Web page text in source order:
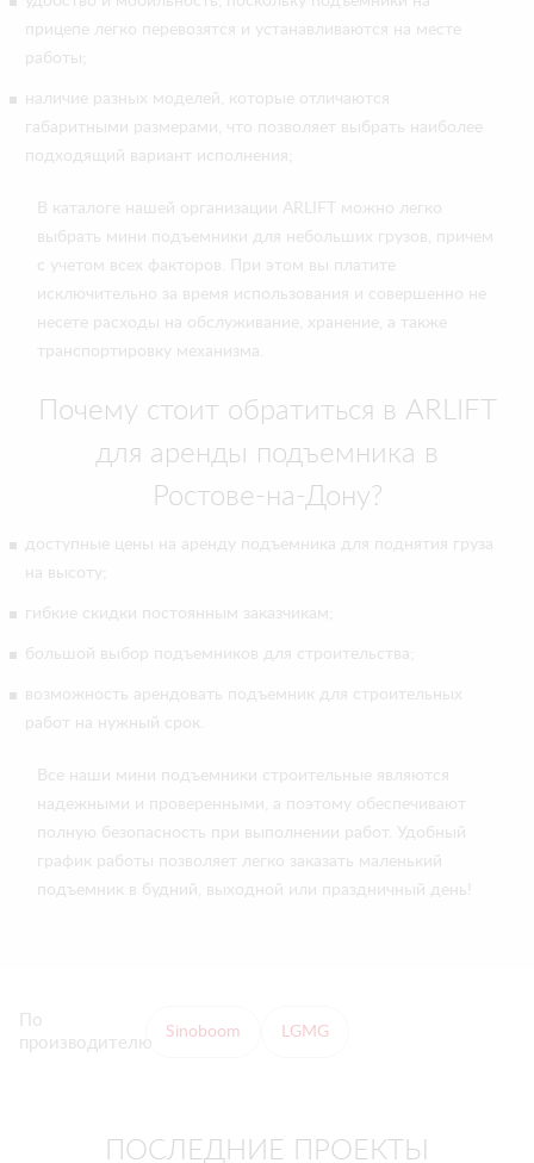
прицепе легко перевозятся и устанавливаются на месте
работы;
наличие разных моделей, которые отличаются
габаритными размерами, что позволяет выбрать наиболее
подходящий вариант исполнения;
В каталоге нашей организации ARLIFT можно легко
выбрать мини подъемники для небольших грузов, причем
с учетом всех факторов. При этом вы платите
исключительно за время использования и совершенно не
несете расходы на обслуживание, хранение, а также
транспортировку механизма.
Почему стоит обратиться в ARLIFT
для аренды подъемника в
Ростове-на-Дону?
доступные цены на аренду подъемника для поднятия груза
на высоту;
гибкие скидки постоянным заказчикам;
большой выбор подъемников для строительства;
возможность арендовать подъемник для строительных
работ на нужный срок.
Все наши мини подъемники строительные являются
надежными и проверенными, а поэтому обеспечивают
полную безопасность при выполнении работ. Удобный
график работы позволяет легко заказать маленький
подъемник в будний, выходной или праздничный день!
По
производителю
Sinoboom LGMG
ПОСЛЕДНИЕ ПРОЕКТЫ